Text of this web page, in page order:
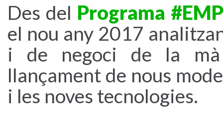
Des del Programa
el nou any 2017
i de negoci de la
llançament de nous
i les noves tecnologies.